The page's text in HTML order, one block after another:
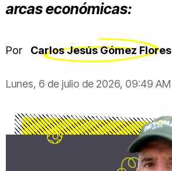
arcas económicas:
Por Carlos Jesús Gómez Flores
Lunes, 6 de julio de 2026, 09:49 AM